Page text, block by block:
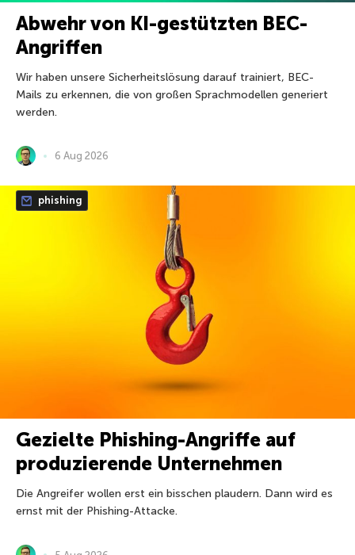
Abwehr von KI-gestützten BEC-
Angriffen
Wir haben unsere Sicherheitslösung darauf trainiert, BEC-
Mails zu erkennen, die von großen Sprachmodellen generiert
werden.
6 Aug 2026
phishing
Gezielte Phishing-Angriffe auf
produzierende Unternehmen
Die Angreifer wollen erst ein bisschen plaudern. Dann wird es
ernst mit der Phishing-Attacke.